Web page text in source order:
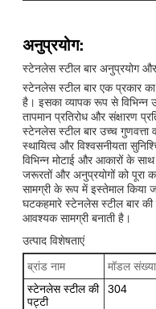
अनुप्रयोग:
स्टेनलेस स्टील बार अनुप्रयोग
स्टेनलेस स्टील बार एक प्रकार
है। इसका व्यापक रूप से विभिन्न
तापमान प्रतिरोध और संक्षारण
स्टेनलेस स्टील बार उच्च
स्थायित्व और विश्वसनीयता
विभिन्न मोटाई और आकारों के
जरूरतों और अनुप्रयोगों को
सामग्री के रूप में इस्तेमाल किया
घटकहमारे स्टेनलेस स्टील बार की
आवश्यक सामग्री बनाती है।
उत्पाद विशेषताएं
ब्रांड नाम
मॉडल संख्या
स्टेनलेस स्टील की
पट्टी
304